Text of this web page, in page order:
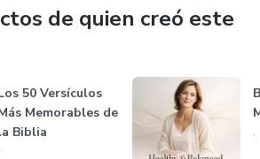
pensado para que avances paso a
la práctica y en resultados reales.
solo enseñar recetas, sino ayudarte
confianza y visión de negocio.
método estructurado, materiales de
de aprender a tu ritmo. Si buscas
de quien creó este
50 Versículos
Memorables de
Biblia
.